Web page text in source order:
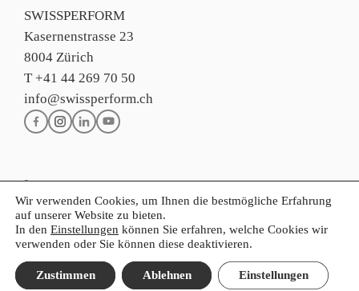
SWISSPERFORM
Kasernenstrasse 23
8004 Zürich
T +41 44 269 70 50
info@swissperform.ch
Impressum
Datenschutzerklärung
Allgemeine Nutzungsbedingungen
FRIT EN
Wir verwenden Cookies, um Ihnen die bestmögliche Erfahrung
auf unserer Website zu bieten.
In den Einstellungen können Sie erfahren, welche Cookies wir
verwenden oder Sie können diese deaktivieren.
Zustimmen Ablehnen Einstellungen